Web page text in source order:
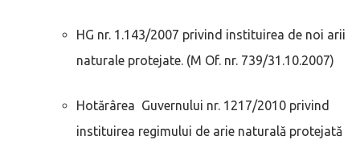
HG nr. 1.143/2007 privind instituirea de noi arii
naturale protejate. (M Of. nr. 739/31.10.2007)
Hotărârea Guvernului nr. 1217/2010 privind
instituirea regimului de arie naturală protejată